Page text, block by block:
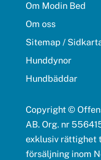
Om Modin Bed
Om oss
Sitemap /
Hunddynor
Hundbäddar
Copyright ©
AB. Org. nr
exklusiv rättighet
försäljning inom